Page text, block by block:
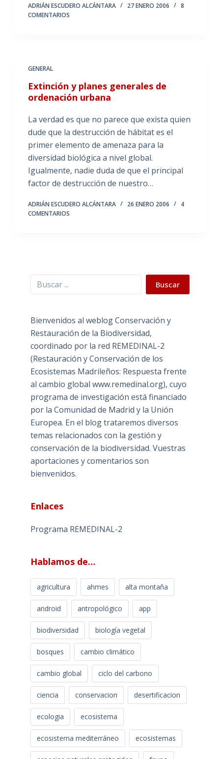
ADRIÁN ESCUDERO ALCÁNTARA 27 ENERO 2006
8
COMENTARIOS
GENERAL
Extinción y planes generales de
ordenación urbana
La verdad es que no parece que exista quien
dude que la destrucción de hábitat es el
primer elemento de amenaza para la
diversidad biológica a nivel global.
Igualmente, nadie duda de que el principal
factor de destrucción de nuestro…
ADRIÁN ESCUDERO ALCÁNTARA 26 ENERO 2006
4
COMENTARIOS
Buscar Buscar
Bienvenidos al weblog Conservación y
Restauración de la Biodiversidad,
coordinado por la red REMEDINAL-2
(Restauración y Conservación de los
Ecosistemas Madrileños: Respuesta frente
al cambio global www.remedinal.org), cuyo
programa de investigación está financiado
por la Comunidad de Madrid y la Unión
Europea. En el blog trataremos diversos
temas relacionados con la gestión y
conservación de la biodiversidad. Vuestras
aportaciones y comentarios son
bienvenidos.
Enlaces
Programa REMEDINAL-2
Hablamos de…
agricultura ahmes alta montaña
android antropológico app
biodiversidad biología vegetal
bosques cambio climático
cambio global ciclo del carbono
ciencia conservacion desertificacion
ecologia ecosistema
ecosistema mediterráneo ecosistemas